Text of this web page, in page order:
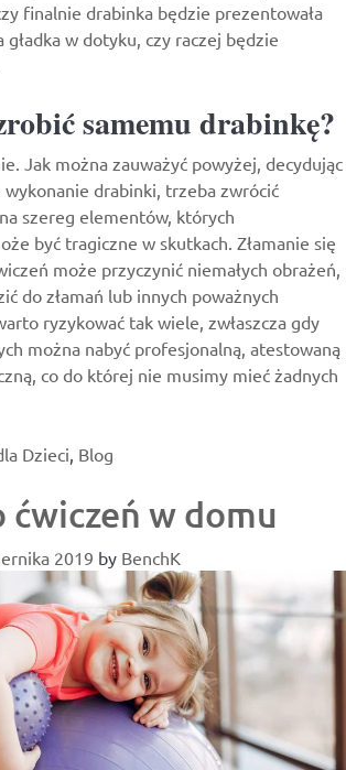
finalnie drabinka będzie prezentowała
gładka w dotyku, czy raczej będzie
samemu drabinkę?
Jak można zauważyć powyżej, decydując
wykonanie drabinki, trzeba zwrócić
szereg elementów, których
być tragiczne w skutkach. Złamanie się
może przyczynić niemałych obrażeń,
do złamań lub innych poważnych
ryzykować tak wiele, zwłaszcza gdy
można nabyć profesjonalną, atestowaną
co do której nie musimy mieć żadnych
Dzieci, Blog
ćwiczeń w domu
2019 by BenchK